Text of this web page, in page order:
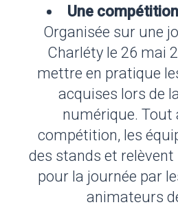
Une
Organisée sur une
Charléty le 26 mai
mettre en pratique
acquises lors de
numérique. Tout
compétition, les
des stands et
pour la journée par
animateurs